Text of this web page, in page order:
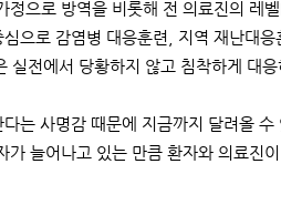
정으로 방역을 비롯해 전 의료진의 레
으로 감염병 대응훈련, 지역 재난대
전에서 당황하지 않고 침착하게 대응
는 사명감 때문에 지금까지 달려올
늘어나고 있는 만큼 환자와 의료진